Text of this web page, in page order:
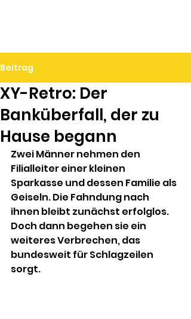
Beitrag
XY-Retro: Der
Banküberfall, der zu
Hause begann
Zwei Männer nehmen den
Filialleiter einer kleinen
Sparkasse und dessen Familie als
Geiseln. Die Fahndung nach
ihnen bleibt zunächst erfolglos.
Doch dann begehen sie ein
weiteres Verbrechen, das
bundesweit für Schlagzeilen
sorgt.